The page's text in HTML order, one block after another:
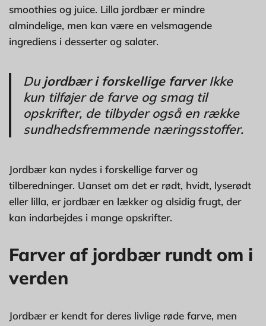
smoothies og juice. Lilla jordbær er mindre
almindelige, men kan være en velsmagende
ingrediens i desserter og salater.
Du jordbær i forskellige farverIkke
kun tilføjer de farve og smag til
opskrifter, de tilbyder også en række
sundhedsfremmende næringsstoffer.
Jordbær kan nydes i forskellige farver og
tilberedninger. Uanset om det er rødt, hvidt, lyserødt
eller lilla, er jordbær en lækker og alsidig frugt, der
kan indarbejdes i mange opskrifter.
Farver af jordbær rundt om i
verden
Jordbær er kendt for deres livlige røde farve, men